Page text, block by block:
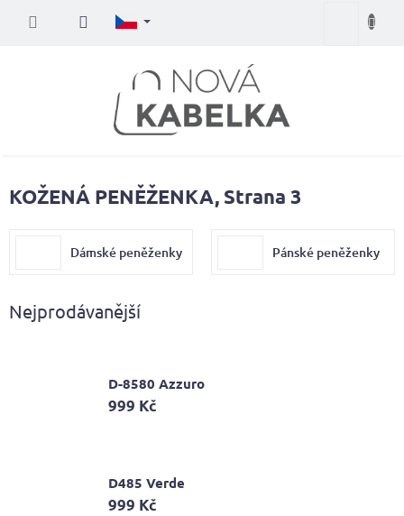
Nákupní
KOŽENÁ PENĚŽENKA, Strana 3
Dámské peněženky Pánské peněženky
Nejprodávanější
D-8580 Azzuro
999 Kč
D485 Verde
999 Kč